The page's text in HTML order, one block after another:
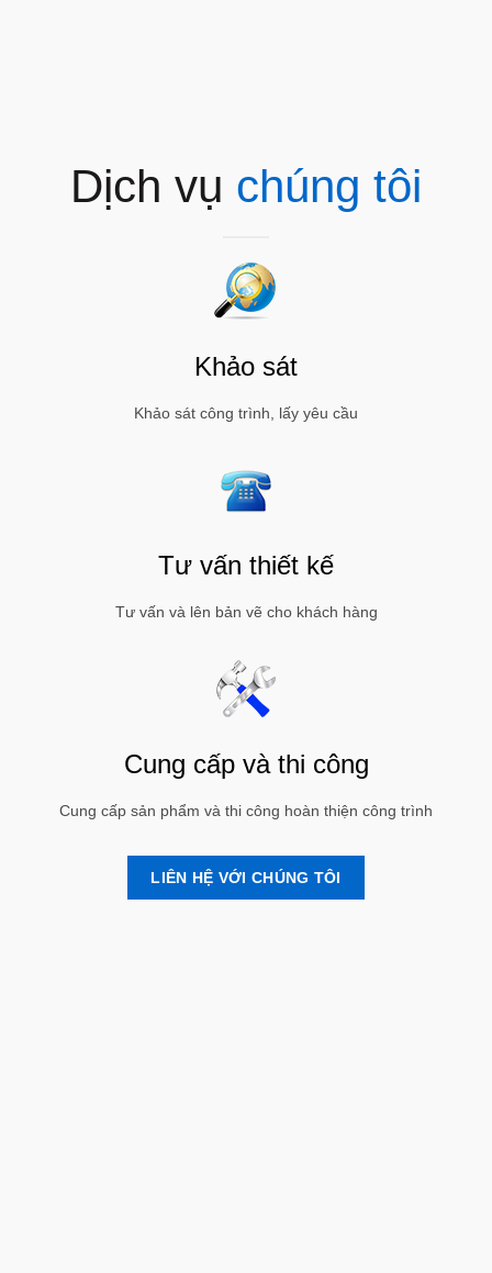
Dịch vụ chúng tôi
Khảo sát
Khảo sát công trình, lấy yêu cầu
Tư vấn thiết kế
Tư vấn và lên bản vẽ cho khách hàng
Cung cấp và thi công
Cung cấp sản phẩm và thi công hoàn thiện công trình
LIÊN HỆ VỚI CHÚNG TÔI